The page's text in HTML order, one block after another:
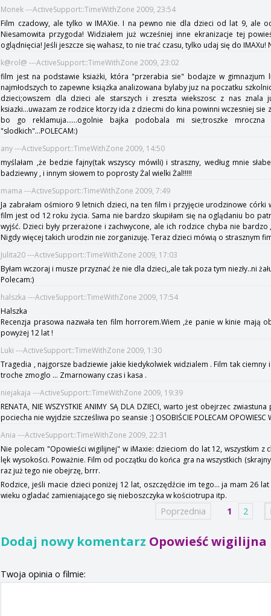
Monek ---ActiveSupport::TimeWithZone 2009, 23:54
Film czadowy, ale tylko w IMAXie. I na pewno nie dla dzieci od lat 9, ale
Niesamowita przygoda! Widziałem już wcześniej inne ekranizacje tej
oglądnięcia! Jeśli jeszcze się wahasz, to nie trać czasu, tylko udaj się do
k@rol@ ---ActiveSupport::TimeWithZone 2009, 23:02
film jest na podstawie ksiażki, która "przerabia sie" bodajze w gimnazjum
najmłodszych to zapewne ksiązka analizowana bylaby juz na poczatku
dzieci;owszem dla dzieci ale starszych i zreszta wiekszosc z nas
ksiazki...uwazam ze rodzice ktorzy ida z dziecmi do kina powinni wczesniej
bo go reklamuja......ogolnie bajka podobala mi sie;troszke
"slodkich"...POLECAM:)
any ---ActiveSupport::TimeWithZone 2009, 14:50
myślałam ,że bedzie fajny(tak wszyscy mówili) i straszny, według mnie
badziewny , i innym słowem to poprosty Żal wielki Żal!!!!!
mama ---ActiveSupport::TimeWithZone 2009, 7:49
Ja zabrałam ośmioro 9 letnich dzieci, na ten film i przyjęcie urodzinowe
film jest od 12 roku życia. Sama nie bardzo skupiłam się na oglądaniu bo
wyjść. Dzieci były przerażone i zachwycone, ale ich rodzice chyba nie
Nigdy więcej takich urodzin nie zorganizuję. Teraz dzieci mówią o strasznym
Julita20 ---ActiveSupport::TimeWithZone 2009, 17:03
Byłam wczoraj i musze przyznać że nie dla dzieci,,ale tak poza tym niezły..ni
Polecam:)
halszka ---ActiveSupport::TimeWithZone 2009, 17:54
Halszka
Recenzja prasowa nazwała ten film horrorem.Wiem ,że panie w kinie mają
powyżej 12 lat !
Luki ---ActiveSupport::TimeWithZone 2009, 1:30
Tragedia , najgorsze badziewie jakie kiedykolwiek widzialem . Film tak
troche zmoglo ... Zmarnowany czas i kasa .
niejakaja ---ActiveSupport::TimeWithZone 2009, 19:39
RENATA, NIE WSZYSTKIE ANIMY SĄ DLA DZIECI, warto jest obejrzec
pociecha nie wyjdzie szcześliwa po seansie :] OSOBIŚCIE POLECAM
Ania ---ActiveSupport::TimeWithZone 2009, 22:31
Nie polecam "Opowieści wigilijnej" w iMaxie: dzieciom do lat 12, wszystkim z
lęk wysokości. Poważnie. Film od początku do końca gra na wszystkich
raz już tego nie obejrzę, brrr.
Rodzice, jeśli macie dzieci poniżej 12 lat, oszczędźcie im tego... ja mam 26
wieku ogladać zamieniającego się nieboszczyka w kościotrupa itp.
Poprzednia 1 2
Dodaj nowy komentarz Opowieść wigilijna
Twoja opinia o filmie: